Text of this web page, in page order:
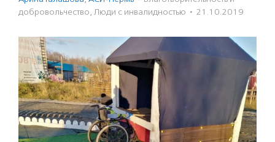
доброволь­чест­во, Люди с инвалидностью · 21.10.2019